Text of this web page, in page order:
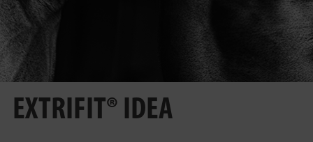
EXTRIFIT® IDEA